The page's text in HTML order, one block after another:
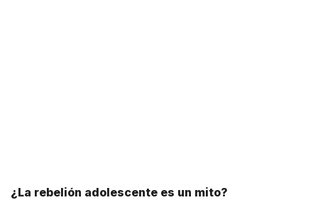
¿La rebelión adolescente es un mito?